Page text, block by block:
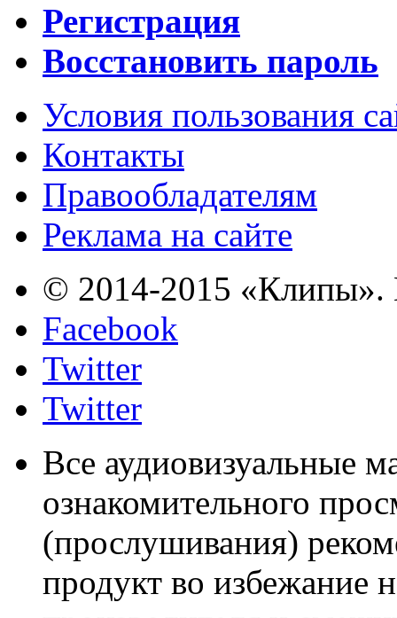
Регистрация
Восстановить пароль
Условия пользования
Контакты
Правообладателям
Реклама на сайте
© 2014-2015 «Клипы».
Facebook
Twitter
Twitter
Все аудиовизуальные
ознакомительного
(прослушивания)
продукт во избежание